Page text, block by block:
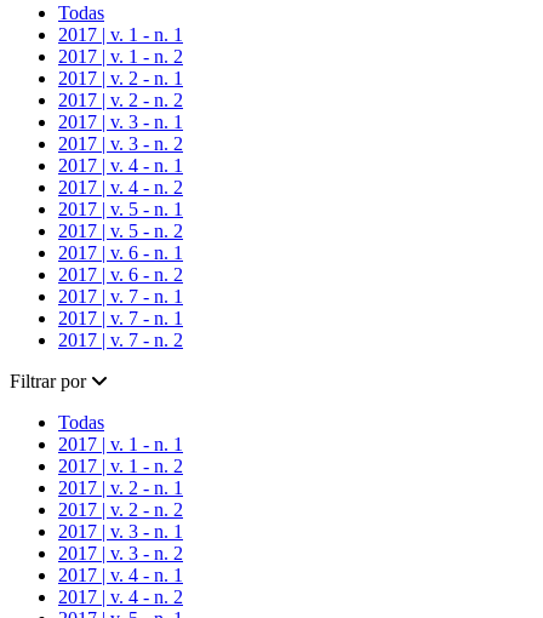
Todas
2017 | v. 1 - n. 1
2017 | v. 1 - n. 2
2017 | v. 2 - n. 1
2017 | v. 2 - n. 2
2017 | v. 3 - n. 1
2017 | v. 3 - n. 2
2017 | v. 4 - n. 1
2017 | v. 4 - n. 2
2017 | v. 5 - n. 1
2017 | v. 5 - n. 2
2017 | v. 6 - n. 1
2017 | v. 6 - n. 2
2017 | v. 7 - n. 1
2017 | v. 7 - n. 1
2017 | v. 7 - n. 2
Filtrar por
Todas
2017 | v. 1 - n. 1
2017 | v. 1 - n. 2
2017 | v. 2 - n. 1
2017 | v. 2 - n. 2
2017 | v. 3 - n. 1
2017 | v. 3 - n. 2
2017 | v. 4 - n. 1
2017 | v. 4 - n. 2